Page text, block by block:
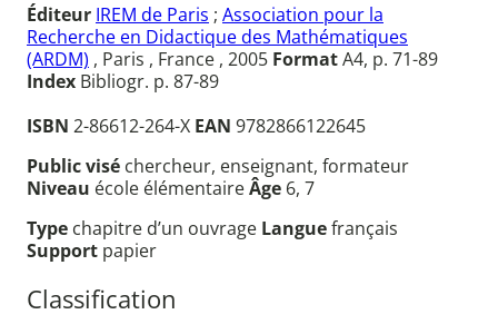
Éditeur IREM de Paris ; Association pour la
Recherche en Didactique des Mathématiques
(ARDM) , Paris , France , 2005 FormatA4, p. 71-89
Index Bibliogr. p. 87-89
ISBN 2-86612-264-X EAN 9782866122645
Public visé chercheur, enseignant, formateur
Niveau école élémentaireÂge 6, 7
Type chapitre d’un ouvrage Languefrançais
Support papier
Classification